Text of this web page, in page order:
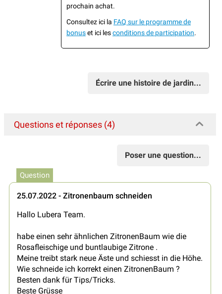
prochain achat.
Consultez ici la FAQ sur le programme de
bonuset ici lesconditions de participation.
Écrire une histoire de jardin...
Questions et réponses (4)
Poser une question...
Question
25.07.2022 - Zitronenbaum schneiden
Hallo Lubera Team.
habe einen sehr ähnlichen ZitronenBaum wie die
Rosafleischige und buntlaubige Zitrone .
Meine treibt stark neue Äste und schiesst in die Höhe.
Wie schneide ich korrekt einen ZitronenBaum ?
Besten dank für Tips/Tricks.
Beste Grüsse